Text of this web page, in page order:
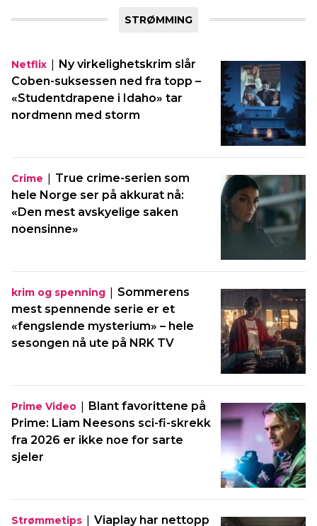
STRØMMING
Netflix | Ny virkelighetskrim slår
Coben-suksessen ned fra topp –
«Studentdrapene i Idaho» tar
nordmenn med storm
Crime | True crime-serien som
hele Norge ser på akkurat nå:
«Den mest avskyelige saken
noensinne»
krim og spenning | Sommerens
mest spennende serie er et
«fengslende mysterium» – hele
sesongen nå ute på NRK TV
Prime Video | Blant favorittene på
Prime: Liam Neesons sci-fi-skrekk
fra 2026 er ikke noe for sarte
sjeler
Strømmetips | Viaplay har nettopp